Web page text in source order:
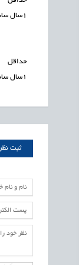
1سال سابقه کار3- Python Developer
حداقل
1سال سابقه کارمحل استخدام : تهرانارسال رزومه همراه با ذکر ردیف شغلی به آدرسhr.93@Peykasa.ir
ثبت نظر